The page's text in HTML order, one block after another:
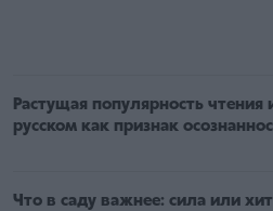
Растущая популярность чтения
русском как признак
Что в саду важнее: сила или